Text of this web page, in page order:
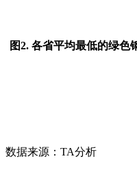
图2. 各省平均最低的绿色
数据来源： TA分析